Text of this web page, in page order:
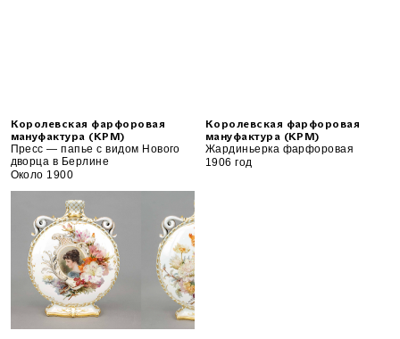
Королевская фарфоровая
мануфактура (KPM)
Пресс — папье с видом Нового
дворца в Берлине
Около 1900
Королевская фарфоровая
мануфактура (KPM)
Жардиньерка фарфоровая
1906 год